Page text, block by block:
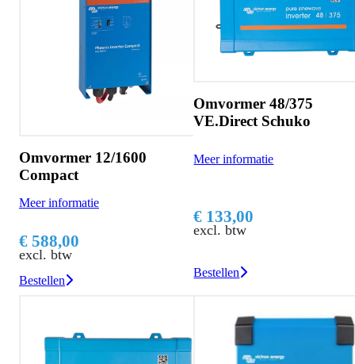
Omvormer 12/1600
Compact
Meer informatie
€ 588,00
excl. btw
Bestellen
Omvormer 48/375
VE.Direct Schuko
Meer informatie
€ 133,00
excl. btw
Bestellen